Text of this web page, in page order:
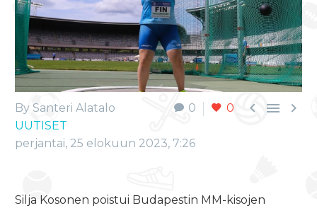
0 0   
By Santeri Alatalo
UUTISET
perjantai, 25 elokuun 2023, 7:26
Silja Kosonen poistui Budapestin MM-kisojen